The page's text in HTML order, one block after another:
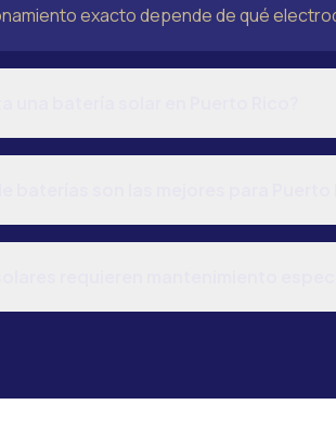
exacto depende de qué